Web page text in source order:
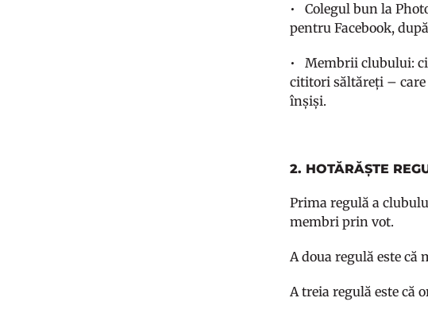
• Colegul bun la
pentru Facebook,
• Membrii clubului:
cititori săltăreți –
înșiși.
2. HOTĂRĂȘTE
Prima regulă a
membri prin vot.
A doua regulă este
A treia regulă este că